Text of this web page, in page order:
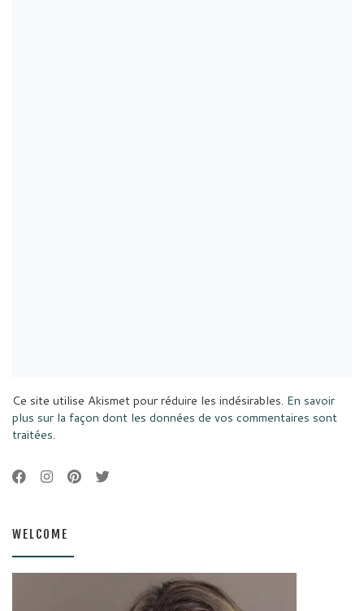
Ce site utilise Akismet pour réduire les indésirables. En savoir
plus sur la façon dont les données de vos commentaires sont
traitées.
WELCOME